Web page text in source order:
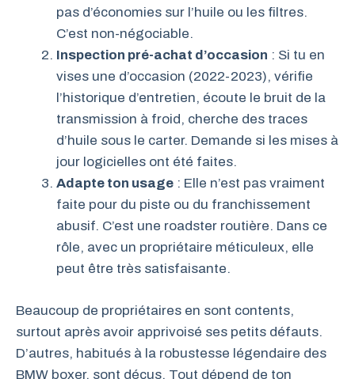
pas d’économies sur l’huile ou les filtres.
C’est non-négociable.
Inspection pré-achat d’occasion : Si tu en
vises une d’occasion (2022-2023), vérifie
l’historique d’entretien, écoute le bruit de la
transmission à froid, cherche des traces
d’huile sous le carter. Demande si les mises à
jour logicielles ont été faites.
Adapte ton usage : Elle n’est pas vraiment
faite pour du piste ou du franchissement
abusif. C’est une roadster routière. Dans ce
rôle, avec un propriétaire méticuleux, elle
peut être très satisfaisante.
Beaucoup de propriétaires en sont contents,
surtout après avoir apprivoisé ses petits défauts.
D’autres, habitués à la robustesse légendaire des
BMW boxer, sont déçus. Tout dépend de ton